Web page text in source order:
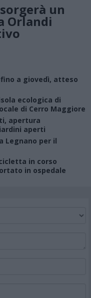
un
Orlandi
a giovedì, atteso
ecologica di
di Cerro Maggiore
apertura
aperti
Legnano per il
in corso
in ospedale